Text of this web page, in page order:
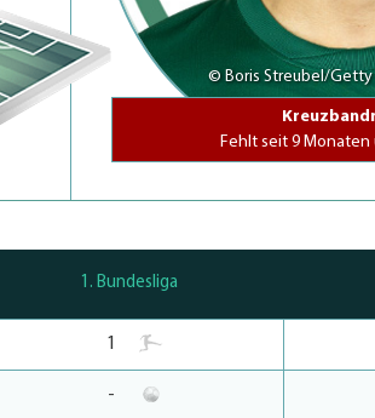
© Boris Streubel/Getty
Fehlt seit 9 Monaten
1. Bundesliga
1
-